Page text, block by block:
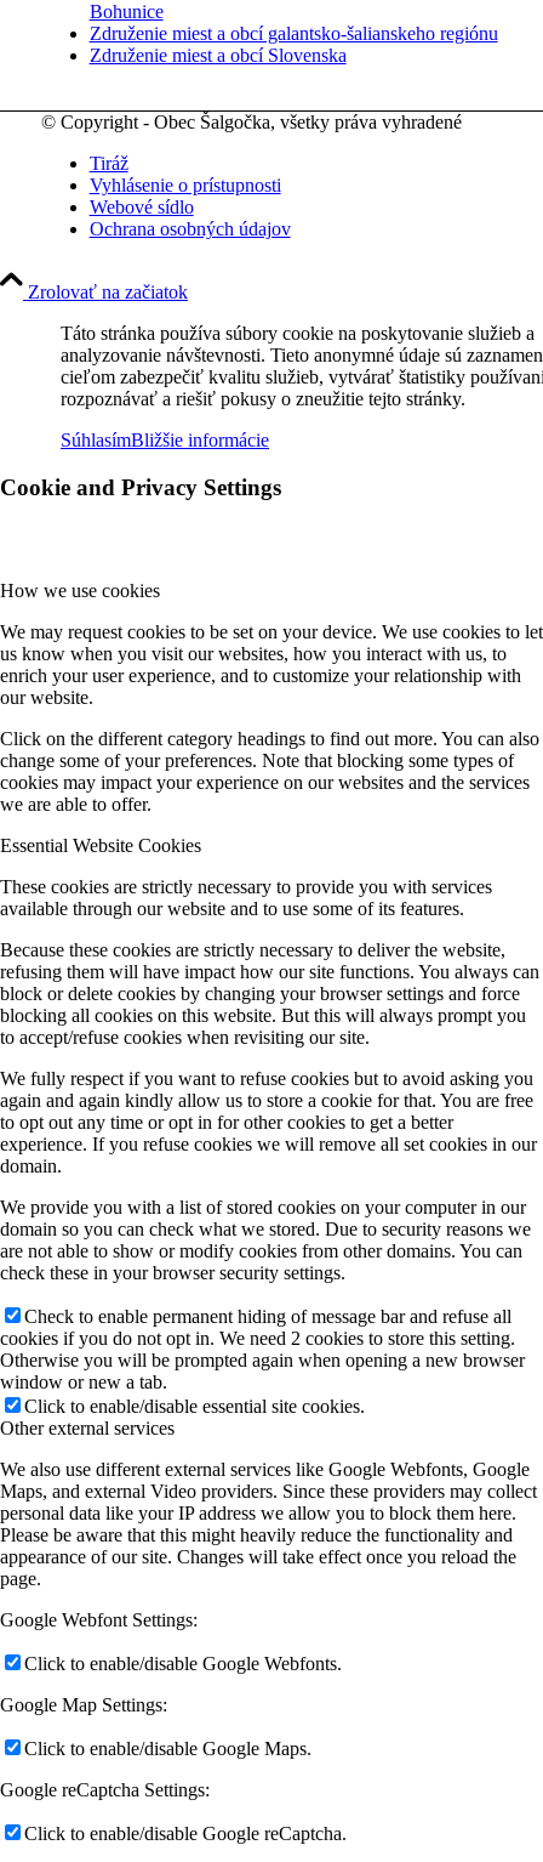
Bohunice
Združenie miest a obcí galantsko-šalianskeho regiónu
Združenie miest a obcí Slovenska
© Copyright - Obec Šalgočka, všetky práva vyhradené
Tiráž
Vyhlásenie o prístupnosti
Webové sídlo
Ochrana osobných údajov
Zrolovať na začiatok
Táto stránka používa súbory cookie na poskytovanie služieb a
analyzovanie návštevnosti. Tieto anonymné údaje sú
cieľom zabezpečiť kvalitu služieb, vytvárať štatistiky
rozpoznávať a riešiť pokusy o zneužitie tejto stránky.
SúhlasímBližšie informácie
Cookie and Privacy Settings
How we use cookies
We may request cookies to be set on your device. We use cookies to let
us know when you visit our websites, how you interact with us, to
enrich your user experience, and to customize your relationship with
our website.
Click on the different category headings to find out more. You can also
change some of your preferences. Note that blocking some types of
cookies may impact your experience on our websites and the services
we are able to offer.
Essential Website Cookies
These cookies are strictly necessary to provide you with services
available through our website and to use some of its features.
Because these cookies are strictly necessary to deliver the website,
refusing them will have impact how our site functions. You always can
block or delete cookies by changing your browser settings and force
blocking all cookies on this website. But this will always prompt you
to accept/refuse cookies when revisiting our site.
We fully respect if you want to refuse cookies but to avoid asking you
again and again kindly allow us to store a cookie for that. You are free
to opt out any time or opt in for other cookies to get a better
experience. If you refuse cookies we will remove all set cookies in our
domain.
We provide you with a list of stored cookies on your computer in our
domain so you can check what we stored. Due to security reasons we
are not able to show or modify cookies from other domains. You can
check these in your browser security settings.
Check to enable permanent hiding of message bar and refuse all
cookies if you do not opt in. We need 2 cookies to store this setting.
Otherwise you will be prompted again when opening a new browser
window or new a tab.
Click to enable/disable essential site cookies.
Other external services
We also use different external services like Google Webfonts, Google
Maps, and external Video providers. Since these providers may collect
personal data like your IP address we allow you to block them here.
Please be aware that this might heavily reduce the functionality and
appearance of our site. Changes will take effect once you reload the
page.
Google Webfont Settings:
Click to enable/disable Google Webfonts.
Google Map Settings:
Click to enable/disable Google Maps.
Google reCaptcha Settings:
Click to enable/disable Google reCaptcha.